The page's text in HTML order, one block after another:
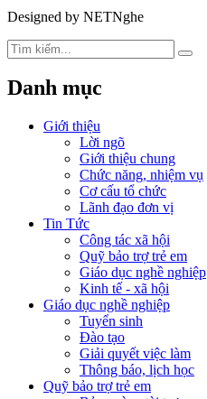
Designed by NETNghe
Danh mục
Giới thiệu
Lời ngõ
Giới thiệu chung
Chức năng, nhiệm vụ
Cơ cấu tổ chức
Lãnh đạo đơn vị
Tin Tức
Công tác xã hội
Quỹ bảo trợ trẻ em
Giáo dục nghề nghiệp
Kinh tế - xã hội
Giáo dục nghề nghiệp
Tuyển sinh
Đào tạo
Giải quyết việc làm
Thông báo, lịch học
Quỹ bảo trợ trẻ em